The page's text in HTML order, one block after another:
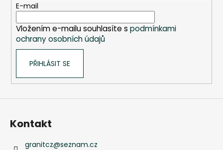
E-mail
Vložením e-mailu souhlasíte s podmínkami
ochrany osobních údajů
PŘIHLÁSIT SE
Kontakt
granitcz@seznam.cz